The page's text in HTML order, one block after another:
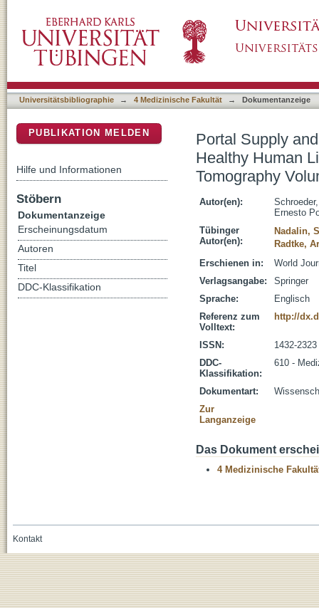
Three-Dimensional Computed Tomography
Universitätsbibliographie → 4 Medizinische Fakultät → Dokumentanzeige
Portal Supply
Healthy Human
Tomography
Autor(en):
Ernesto
Tübinger
Autor(en):
Nadalin,
Radtke,
Erschienen in:
World
Verlagsangabe:
Springer
Sprache:
Englisch
Referenz zum
Volltext:
http://
ISSN:
1432-2323
DDC-
Klassifikation:
610 -
Dokumentart:
Zur
Langanzeige
Das Dokument
4 Medizinische
PUBLIKATION MELDEN
Hilfe und Informationen
Stöbern
Dokumentanzeige
Erscheinungsdatum
Autoren
Titel
DDC-Klassifikation
Kontakt